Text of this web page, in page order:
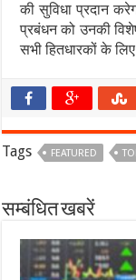
की सुविधा प्रदान
प्रबंधन को उनकी
सभी हितधारकों के लिए
Tags FEATURED
सम्बंधित खबरें